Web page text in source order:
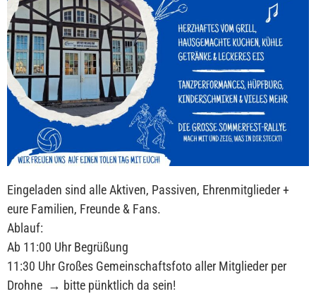
Eingeladen sind alle Aktiven, Passiven, Ehrenmitglieder +
eure Familien, Freunde & Fans.
Ablauf:
Ab 11:00 Uhr Begrüßung
11:30 Uhr Großes Gemeinschaftsfoto aller Mitglieder per
Drohne → bitte pünktlich da sein!